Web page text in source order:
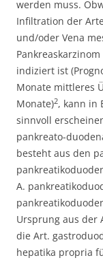
werden muss.
Infiltration der
und/oder Vena
indiziert ist
Monate mittleres
Monate)2, kann in
sinnvoll
pankreato-
besteht aus den
A.
Ursprung aus der
die Art.
hepatika propria